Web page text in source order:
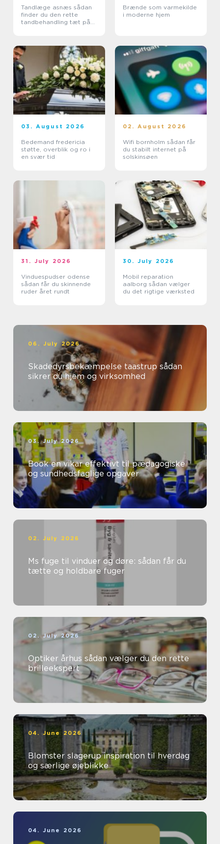
Tandlæge asnæs sådan
finder du den rette
tandbehandling tæt på
Brænde som varmekilde
i moderne hjem
03. August 2026
Bedemand fredericia
støtte, overblik og ro i
en svær tid
02. August 2026
Wifi bornholm sådan får
du stabilt internet på
solskinsøen
31. July 2026
Vinduespudser odense
sådan får du skinnende
ruder året rundt
30. July 2026
Mobil reparation
aalborg sådan vælger
du det rigtige værksted
06. July 2026
Skadedyrsbekæmpelse taastrup sådan
sikrer du hjem og virksomhed
03. July 2026
Book en vikar effektivt til pædagogiske
og sundhedsfaglige opgaver
02. July 2026
Ms fuge til vinduer og døre: sådan får du
tætte og holdbare fuger
02. July 2026
Optiker århus sådan vælger du den rette
brilleekspert
04. June 2026
Blomster slagerup inspiration til hverdag
og særlige øjeblikke
04. June 2026